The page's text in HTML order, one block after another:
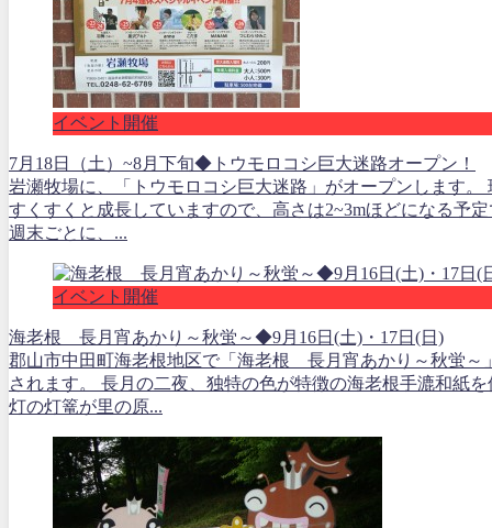
イベント開催
7月18日（土）~8月下旬◆トウモロコシ巨大迷路オープン！
岩瀬牧場に、「トウモロコシ巨大迷路」がオープンします。
すくすくと成長していますので、高さは2~3mほどになる予
週末ごとに、...
イベント開催
海老根 長月宵あかり～秋蛍～◆9月16日(土)・17日(日)
郡山市中田町海老根地区で「海老根 長月宵あかり～秋蛍～
されます。 長月の二夜、独特の色が特徴の海老根手漉和紙を
灯の灯篭が里の原...